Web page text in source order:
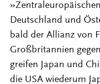
Deutschland und
bald der Allianz von
Großbritannien
greifen Japan und
die USA wiederum